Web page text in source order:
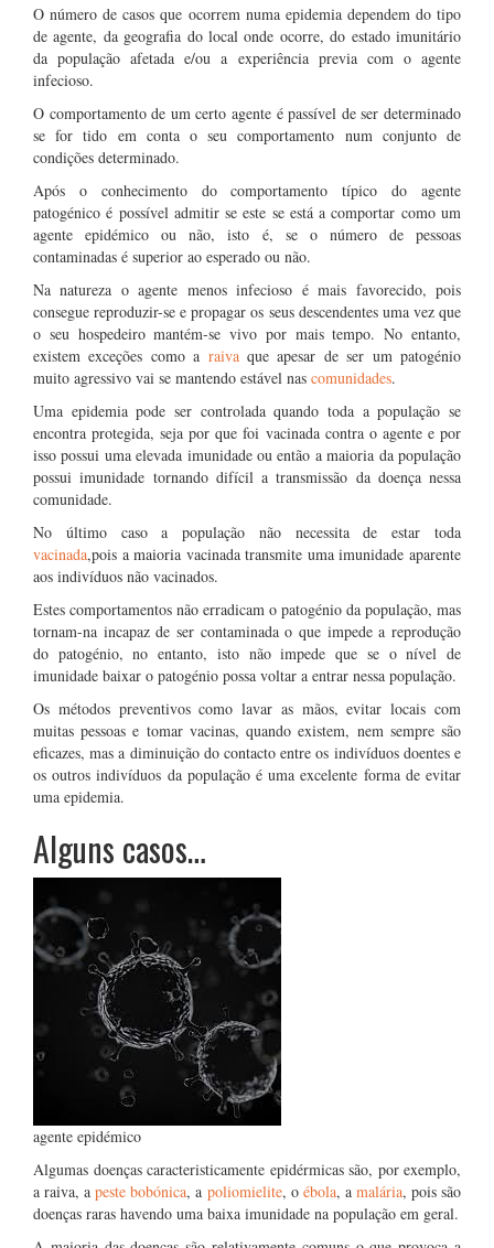
O número de casos que ocorrem numa epidemia dependem do tipo
de agente, da geografia do local onde ocorre, do estado imunitário
da população afetada e/ou a experiência previa com o agente
infecioso.
O comportamento de um certo agente é passível de ser determinado
se for tido em conta o seu comportamento num conjunto de
condições determinado.
Após o conhecimento do comportamento típico do agente
patogénico é possível admitir se este se está a comportar como um
agente epidémico ou não, isto é, se o número de pessoas
contaminadas é superior ao esperado ou não.
Na natureza o agente menos infecioso é mais favorecido, pois
consegue reproduzir-se e propagar os seus descendentes uma vez que
o seu hospedeiro mantém-se vivo por mais tempo. No entanto,
existem exceções como a raivaque apesar de ser um patogénio
muito agressivo vai se mantendo estável nas comunidades.
Uma epidemia pode ser controlada quando toda a população se
encontra protegida, seja por que foi vacinada contra o agente e por
isso possui uma elevada imunidade ou então a maioria da população
possui imunidade tornando difícil a transmissão da doença nessa
comunidade.
No último caso a população não necessita de estar toda
vacinada,pois a maioria vacinada transmite uma imunidade aparente
aos indivíduos não vacinados.
Estes comportamentos não erradicam o patogénio da população, mas
tornam-na incapaz de ser contaminada o que impede a reprodução
do patogénio, no entanto, isto não impede que se o nível de
imunidade baixar o patogénio possa voltar a entrar nessa população.
Os métodos preventivos como lavar as mãos, evitar locais com
muitas pessoas e tomar vacinas, quando existem, nem sempre são
eficazes, mas a diminuição do contacto entre os indivíduos doentes e
os outros indivíduos da população é uma excelente forma de evitar
uma epidemia.
Alguns casos…
agente epidémico
Algumas doenças caracteristicamente epidérmicas são, por exemplo,
a raiva, apeste bobónica, a poliomielite, o ébola, a malária, pois são
doenças raras havendo uma baixa imunidade na população em geral.